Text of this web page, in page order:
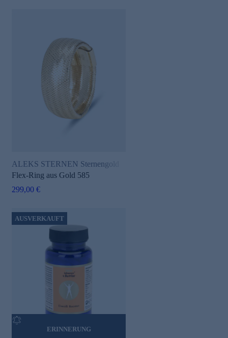
ALEKS STERNEN Sternengold
Flex-Ring aus Gold 585
299,00 €
AUSVERKAUFT
ERINNERUNG